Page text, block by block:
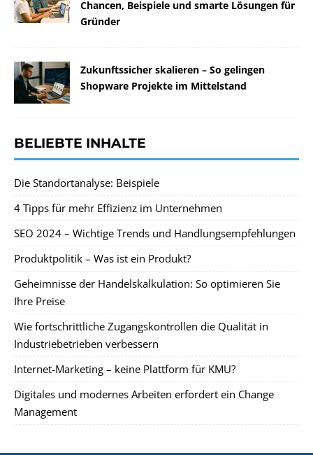
Chancen, Beispiele und smarte Lösungen für
Gründer
Zukunftssicher skalieren – So gelingen
Shopware Projekte im Mittelstand
BELIEBTE INHALTE
Die Standortanalyse: Beispiele
4 Tipps für mehr Effizienz im Unternehmen
SEO 2024 – Wichtige Trends und Handlungsempfehlungen
Produktpolitik – Was ist ein Produkt?
Geheimnisse der Handelskalkulation: So optimieren Sie
Ihre Preise
Wie fortschrittliche Zugangskontrollen die Qualität in
Industriebetrieben verbessern
Internet-Marketing – keine Plattform für KMU?
Digitales und modernes Arbeiten erfordert ein Change
Management